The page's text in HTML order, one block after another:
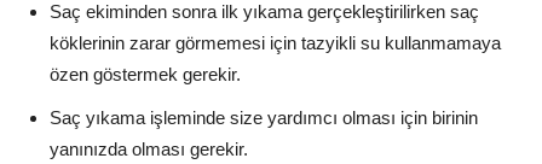
Saç ekiminden sonra ilk yıkama gerçekleştirilirken saç
köklerinin zarar görmemesi için tazyikli su kullanmamaya
özen göstermek gerekir.
Saç yıkama işleminde size yardımcı olması için birinin
yanınızda olması gerekir.